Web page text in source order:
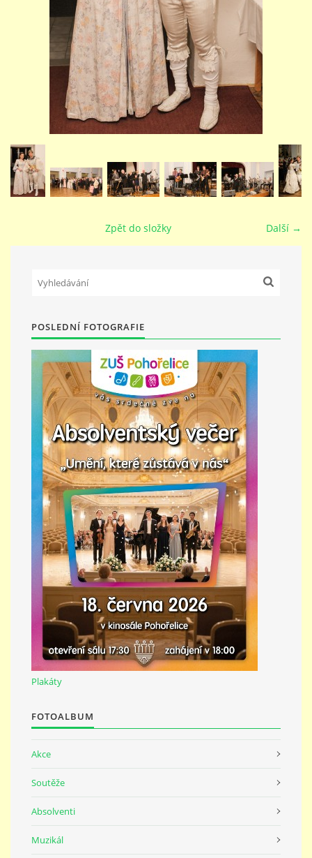
VIDEA - FILMOVÁ TVORBA
PEDAGOGICKÝ SBOR
DOKUMENTY / KE STAŽENÍ
KURZY
DOTACE
GDPR
ZUŠ Pohořelice
Školní 462
Pohořelice
691 23
© 2026 eStránky.cz |Tisk|Nahoru ↑
Další →
Zpět do složky
POSLEDNÍ FOTOGRAFIE
Plakáty
FOTOALBUM
Akce
Soutěže
Absolventi
Muzikál